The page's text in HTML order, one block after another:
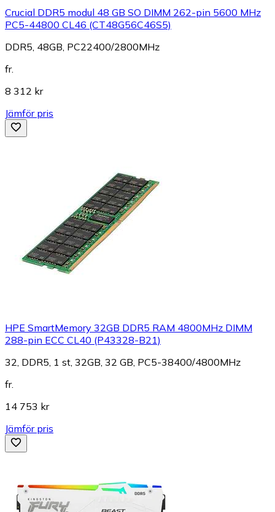
Crucial DDR5 modul 48 GB SO DIMM 262-pin 5600 MHz
PC5-44800 CL46 (CT48G56C46S5)
DDR5, 48GB, PC22400/2800MHz
fr.
8 312 kr
Jämför pris
HPE SmartMemory 32GB DDR5 RAM 4800MHz DIMM
288-pin ECC CL40 (P43328-B21)
32, DDR5, 1 st, 32GB, 32 GB, PC5-38400/4800MHz
fr.
14 753 kr
Jämför pris